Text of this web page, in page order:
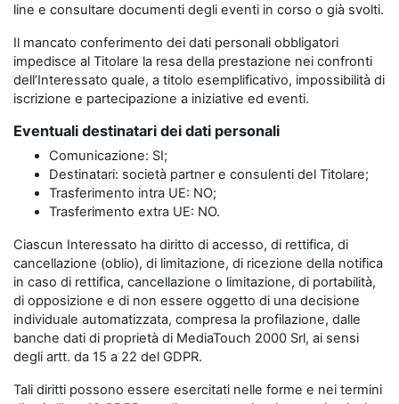
line e consultare documenti degli eventi in corso o già svolti.
Il mancato conferimento dei dati personali obbligatori
impedisce al Titolare la resa della prestazione nei confronti
dell’Interessato quale, a titolo esemplificativo, impossibilità di
iscrizione e partecipazione a iniziative ed eventi.
Eventuali destinatari dei dati personali
Comunicazione: SI;
Destinatari: società partner e consulenti del Titolare;
Trasferimento intra UE: NO;
Trasferimento extra UE: NO.
Ciascun Interessato ha diritto di accesso, di rettifica, di
cancellazione (oblio), di limitazione, di ricezione della notifica
in caso di rettifica, cancellazione o limitazione, di portabilità,
di opposizione e di non essere oggetto di una decisione
individuale automatizzata, compresa la profilazione, dalle
banche dati di proprietà di MediaTouch 2000 Srl, ai sensi
degli artt. da 15 a 22 del GDPR.
Tali diritti possono essere esercitati nelle forme e nei termini